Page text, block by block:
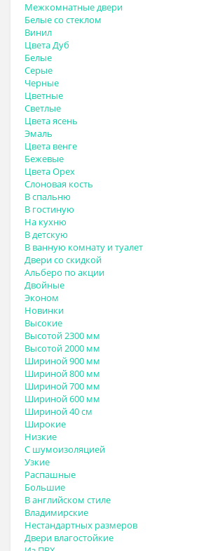
Межкомнатные двери
Белые со стеклом
Винил
Цвета Дуб
Белые
Серые
Черные
Цветные
Светлые
Цвета ясень
Эмаль
Цвета венге
Бежевые
Цвета Орех
Слоновая кость
В спальню
В гостиную
На кухню
В детскую
В ванную комнату и туалет
Двери со скидкой
Альберо по акции
Двойные
Эконом
Новинки
Высокие
Высотой 2300 мм
Высотой 2000 мм
Шириной 900 мм
Шириной 800 мм
Шириной 700 мм
Шириной 600 мм
Шириной 40 см
Широкие
Низкие
С шумоизоляцией
Узкие
Распашные
Большие
В английском стиле
Владимирские
Нестандартных размеров
Двери влагостойкие